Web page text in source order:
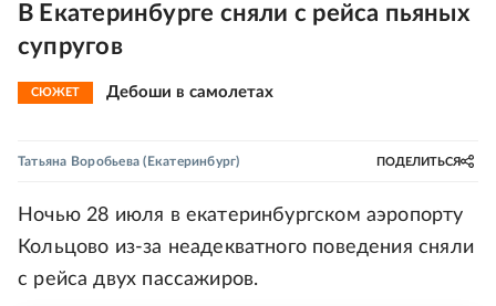
В Екатеринбурге сняли с рейса пьяных
супругов
СЮЖЕТ Дебоши в самолетах
Татьяна Воробьева (Екатеринбург) ПОДЕЛИТЬСЯ
Ночью 28 июля в екатеринбургском аэропорту
Кольцово из-за неадекватного поведения сняли
с рейса двух пассажиров.